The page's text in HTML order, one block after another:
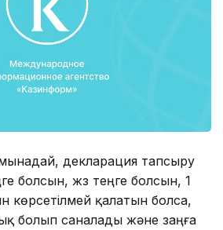
мынадай, декларация тапсыру
болсын, жүз теңге болсын, 1
көрсетілмей қалатын болса,
болып саналады және заңға